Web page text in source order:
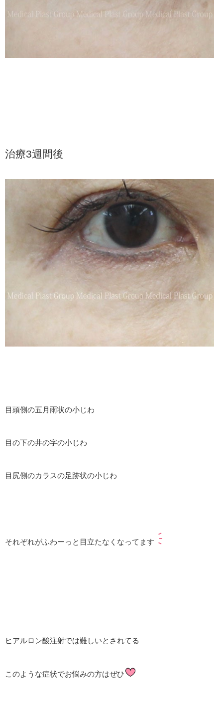
治療3週間後
目頭側の五月雨状の小じわ
目の下の井の字の小じわ
目尻側のカラスの足跡状の小じわ
それぞれがふわーっと目立たなくなってます
ヒアルロン酸注射では難しいとされてる
このような症状でお悩みの方はぜひ